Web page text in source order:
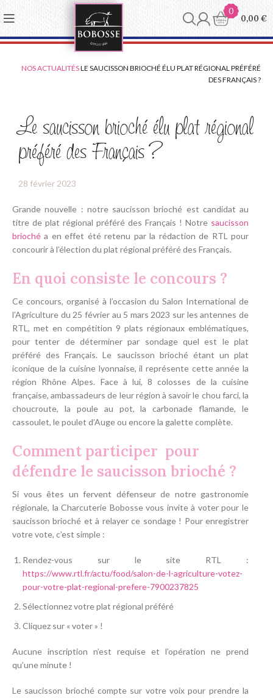
0
0,00 €
NOS ACTUALITÉSLE SAUCISSON BRIOCHÉ ÉLU PLAT RÉGIONAL PRÉFÉRÉ
DES FRANÇAIS ?
Le saucisson brioché élu plat régional
préféré des Français ?
28 février 2023
Grande nouvelle : notre saucisson brioché est candidat au
titre de plat régional préféré des Français ! Notre saucisson
brioché a en effet été retenu par la rédaction de RTL pour
concourir à l’élection du plat régional préféré des Français.
En quoi consiste le concours ?
Ce concours, organisé à l’occasion du Salon International de
l’Agriculture du 25 février au 5 mars 2023 sur les antennes de
RTL, met en compétition 9 plats régionaux emblématiques,
pour tenter de déterminer par sondage quel est le plat
préféré des Français. Le saucisson brioché étant un plat
iconique de la cuisine lyonnaise, il représente cette année la
région Rhône Alpes. Face à lui, 8 colosses de la cuisine
française, ambassadeurs de leur région à savoir le chou farci, la
choucroute, la poule au pot, la carbonade flamande, le
cassoulet, le poulet d’Auge ou encore la galette complète.
Comment participer pour
défendre le saucisson brioché ?
Si vous êtes un fervent défenseur de notre gastronomie
régionale, la Charcuterie Bobosse vous invite à voter pour le
saucisson brioché et à relayer ce sondage ! Pour enregistrer
votre vote, c’est simple :
Rendez-vous sur le site RTL :
https://www.rtl.fr/actu/food/salon-de-l-agriculture-votez-
pour-votre-plat-regional-prefere-7900237825
Sélectionnez votre plat régional préféré
Cliquez sur « voter » !
Aucune inscription n’est requise et l’opération ne prend
qu’une minute !
Le saucisson brioché compte sur votre voix pour prendre la
Panneau de gestion des cookies